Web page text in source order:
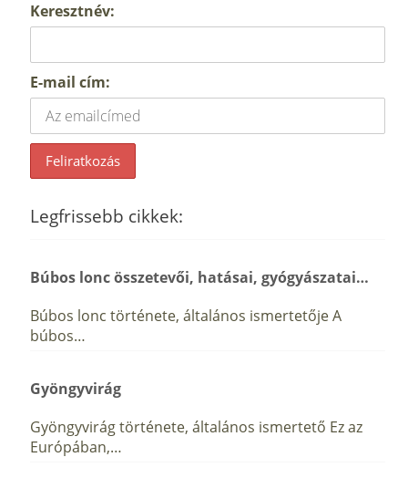
Keresztnév:
E-mail cím:
Legfrissebb cikkek:
Búbos lonc összetevői, hatásai, gyógyászatai…
Búbos lonc története, általános ismertetője A
búbos…
Gyöngyvirág
Gyöngyvirág története, általános ismertető Ez az
Európában,…